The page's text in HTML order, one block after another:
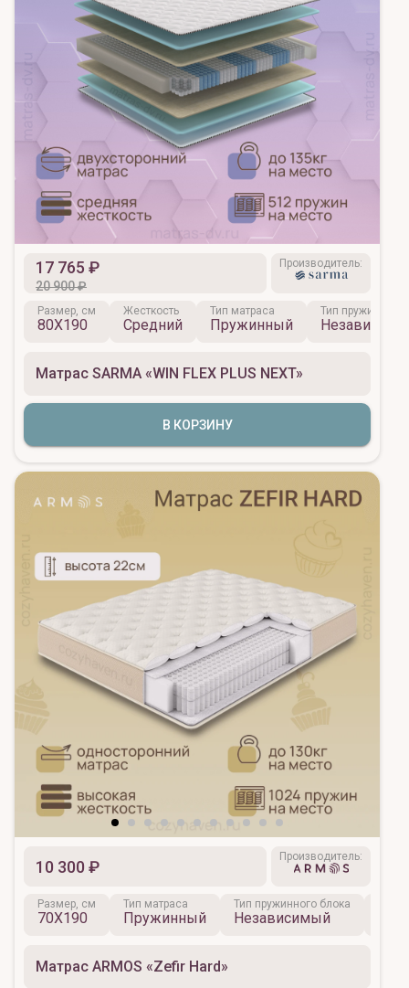
17 765 ₽
20 900 ₽
Производитель:
Размер, см
80X190
Жесткость
Средний
Тип матраса
Пружинный
Тип пружинного
Матрас SARMA «WIN FLEX PLUS NEXT»
В КОРЗИНУ
10 300 ₽
Производитель:
Размер, см
70X190
Тип матраса
Пружинный
Тип пружинного блока
Независимый
Матрас ARMOS «Zefir Hard»